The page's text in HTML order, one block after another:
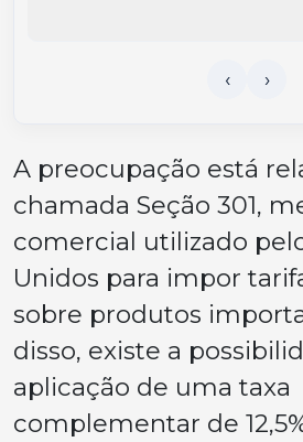
A preocupação está
chamada Seção 301,
comercial utilizado
Unidos para impor
sobre produtos
disso, existe a
aplicação de uma taxa
complementar de